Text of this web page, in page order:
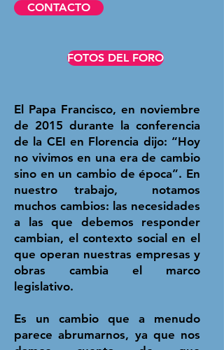
CONTACTO
FOTOS DEL FORO
El Papa Francisco, en noviembre
de 2015 durante la conferencia
de la CEI en Florencia dijo: “Hoy
no vivimos en una era de cambio
sino en un cambio de época”. En
nuestro trabajo, notamos
muchos cambios: las necesidades
a las que debemos responder
cambian, el contexto social en el
que operan nuestras empresas y
obras cambia el marco
legislativo.
Es un cambio que a menudo
parece abrumarnos, ya que nos